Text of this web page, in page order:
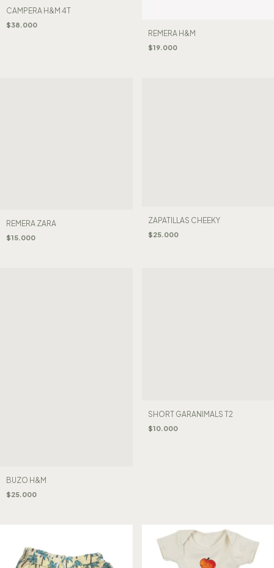
CAMPERA H&M 4T
$38.000
REMERA H&M
$19.000
REMERA ZARA
$15.000
ZAPATILLAS CHEEKY
$25.000
BUZO H&M
$25.000
SHORT GARANIMALS T2
$10.000